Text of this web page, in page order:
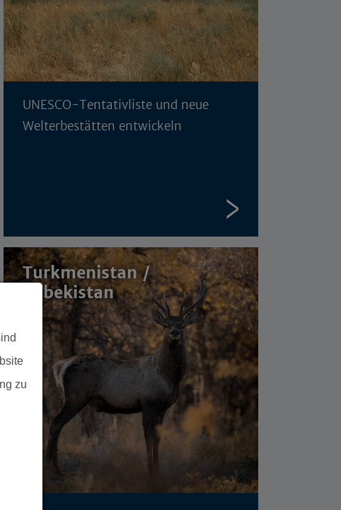
UNESCO-Tentativliste und neue
Welterbestätten entwickeln
Turkmenistan /
Usbekistan
zu